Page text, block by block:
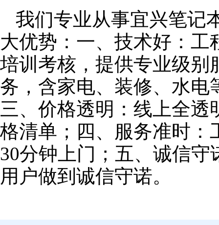
我们专业从事宜兴笔记
大优势：一、技术好：
培训考核，提供专业级别
务，含家电、装修、水电
三、价格透明：线上全
格清单；四、服务准时：
30分钟上门；五、诚信
用户做到诚信守诺。